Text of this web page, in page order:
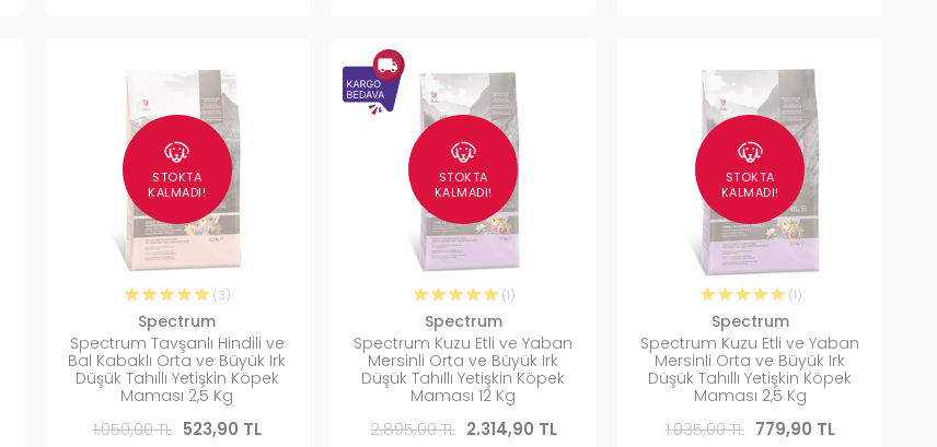
STOKTA
KALMADI!
(3)
Spectrum
Spectrum Tavşanlı Hindili ve
Bal Kabaklı Orta ve Büyük Irk
Düşük Tahıllı Yetişkin Köpek
Maması 2,5 Kg
1.050,00 TL 523,90 TL
STOKTA
KALMADI!
(1)
Spectrum
Spectrum Kuzu Etli ve Yaban
Mersinli Orta ve Büyük Irk
Düşük Tahıllı Yetişkin Köpek
Maması 12 Kg
2.895,00 TL 2.314,90 TL
STOKTA
KALMADI!
(1)
Spectrum
Spectrum Kuzu Etli ve Yaban
Mersinli Orta ve Büyük Irk
Düşük Tahıllı Yetişkin Köpek
Maması 2,5 Kg
1.035,00 TL 779,90 TL